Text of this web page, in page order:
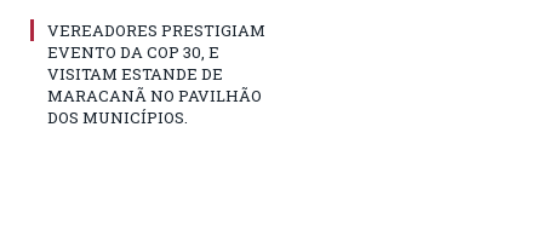
VEREADORES PRESTIGIAM
EVENTO DA COP 30, E
VISITAM ESTANDE DE
MARACANÃ NO PAVILHÃO
DOS MUNICÍPIOS.